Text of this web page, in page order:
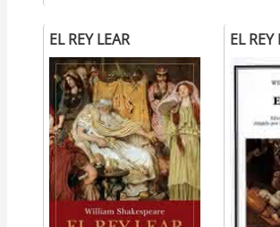
EL REY LEAR EL REY